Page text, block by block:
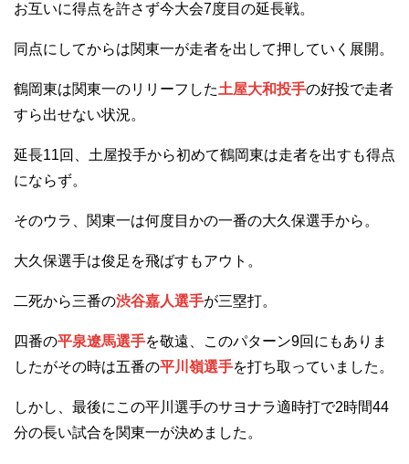
お互いに得点を許さず今大会7度目の延長戦。
同点にしてからは関東一が走者を出して押していく展開。
鶴岡東は関東一のリリーフした土屋大和投手の好投で走者
すら出せない状況。
延長11回、土屋投手から初めて鶴岡東は走者を出すも得点
にならず。
そのウラ、関東一は何度目かの一番の大久保選手から。
大久保選手は俊足を飛ばすもアウト。
二死から三番の渋谷嘉人選手が三塁打。
四番の平泉遼馬選手を敬遠、このパターン9回にもありま
したがその時は五番の平川嶺選手を打ち取っていました。
しかし、最後にこの平川選手のサヨナラ適時打で2時間44
分の長い試合を関東一が決めました。